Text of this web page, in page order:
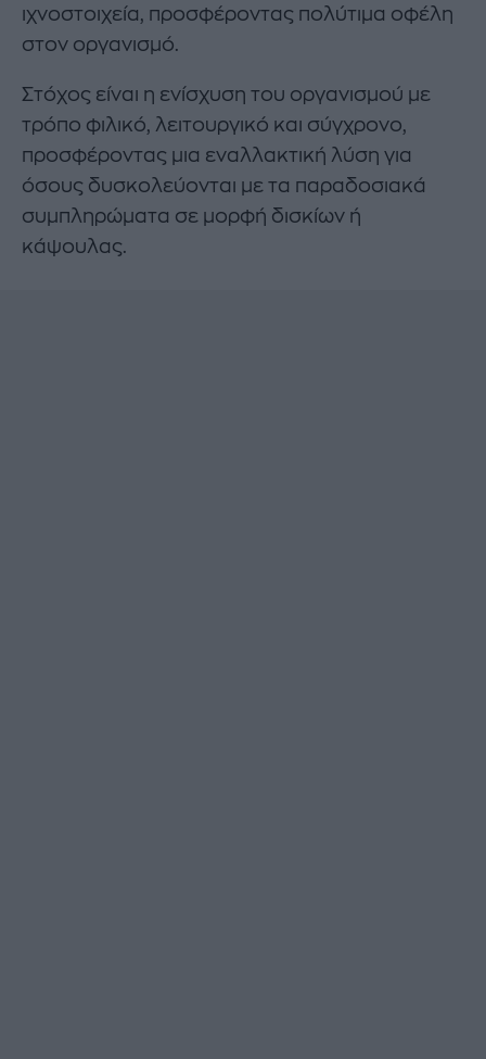
ιχνοστοιχεία, προσφέροντας πολύτιμα οφέλη
στον οργανισμό.
Στόχος είναι η ενίσχυση του οργανισμού με
τρόπο φιλικό, λειτουργικό και σύγχρονο,
προσφέροντας μια εναλλακτική λύση για
όσους δυσκολεύονται με τα παραδοσιακά
συμπληρώματα σε μορφή δισκίων ή
κάψουλας.